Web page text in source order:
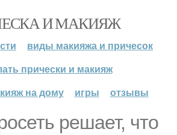
И МАКИЯЖ
виды макияжа и причесок
прически и макияж
на дому
игры отзывы
решает, что